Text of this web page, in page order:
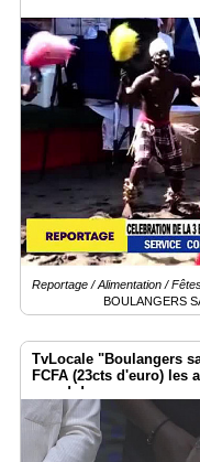
Reportage / Alimentation /
BOULANGERS
TvLocale "Boulangers
FCFA (23cts d'euro) les
grand danger